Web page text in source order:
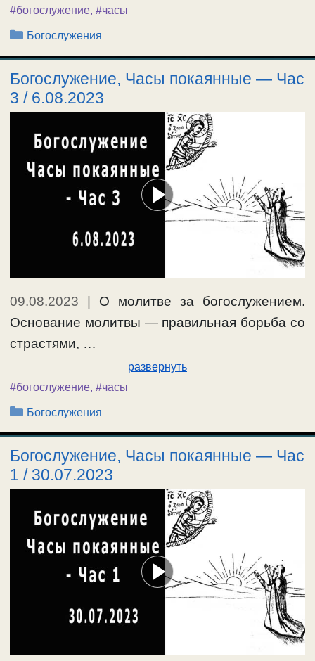
#богослужение, #часы
Рубрики
Богослужения
Богослужение, Часы покаянные — Час
3 / 6.08.2023
09.08.2023
О молитве за богослужением.
Основание молитвы — правильная борьба со
страстями, …
развернуть
#богослужение, #часы
Рубрики
Богослужения
Богослужение, Часы покаянные — Час
1 / 30.07.2023